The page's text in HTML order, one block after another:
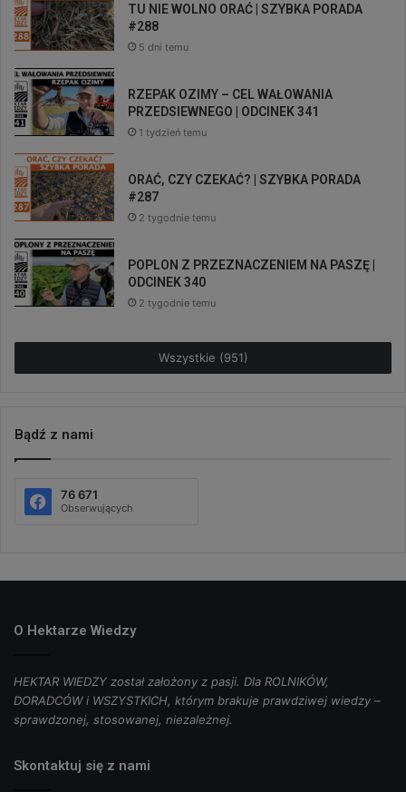
TU NIE WOLNO ORAĆ | SZYBKA PORADA
#288
5 dni temu
RZEPAK OZIMY – CEL WAŁOWANIA
PRZEDSIEWNEGO | ODCINEK 341
1 tydzień temu
ORAĆ, CZY CZEKAĆ? | SZYBKA PORADA
#287
2 tygodnie temu
POPLON Z PRZEZNACZENIEM NA PASZĘ |
ODCINEK 340
2 tygodnie temu
Wszystkie (951)
Bądź z nami
76 671
Obserwujących
O Hektarze Wiedzy
HEKTAR WIEDZY został założony z pasji. Dla ROLNIKÓW,
DORADCÓW i WSZYSTKICH, którym brakuje prawdziwej wiedzy –
sprawdzonej, stosowanej, niezależnej.
Skontaktuj się z nami